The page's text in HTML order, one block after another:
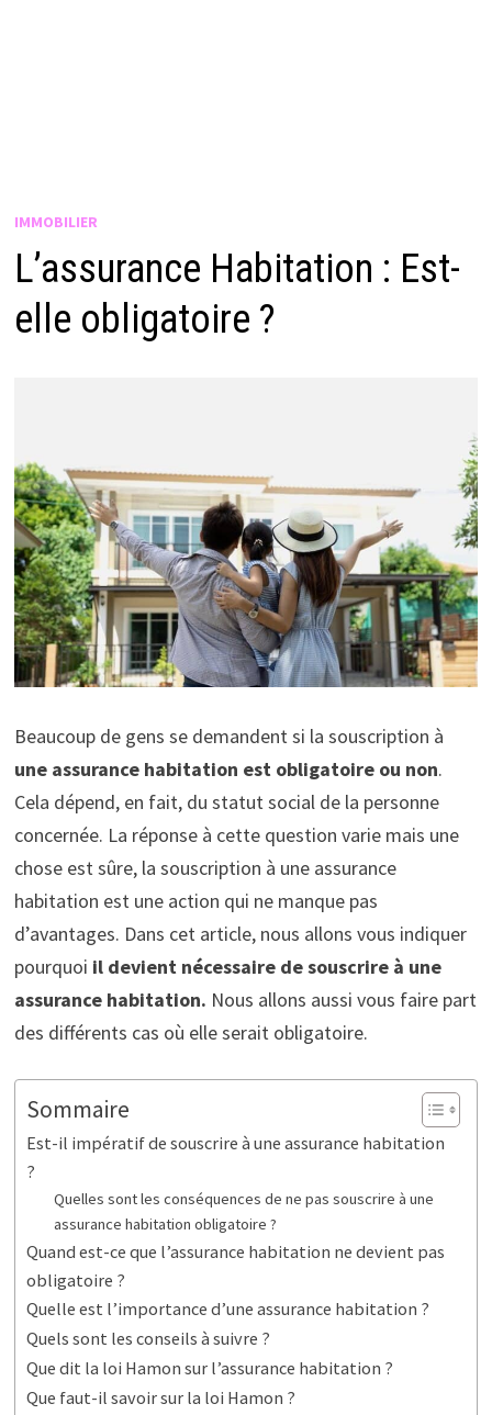
IMMOBILIER
L’assurance Habitation : Est-
elle obligatoire ?
Beaucoup de gens se demandent si la souscription à
une assurance habitation est obligatoire ou non.
Cela dépend, en fait, du statut social de la personne
concernée. La réponse à cette question varie mais une
chose est sûre, la souscription à une assurance
habitation est une action qui ne manque pas
d’avantages. Dans cet article, nous allons vous indiquer
pourquoi il devient nécessaire de souscrire à une
assurance habitation. Nous allons aussi vous faire part
des différents cas où elle serait obligatoire.
Sommaire
Est-il impératif de souscrire à une assurance habitation
?
Quelles sont les conséquences de ne pas souscrire à une
assurance habitation obligatoire ?
Quand est-ce que l’assurance habitation ne devient pas
obligatoire ?
Quelle est l’importance d’une assurance habitation ?
Quels sont les conseils à suivre ?
Que dit la loi Hamon sur l’assurance habitation ?
Que faut-il savoir sur la loi Hamon ?